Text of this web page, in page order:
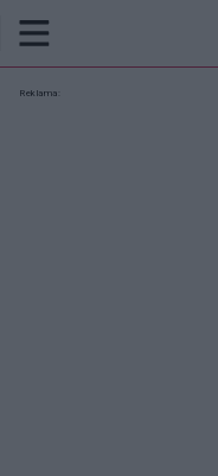
Reklama: